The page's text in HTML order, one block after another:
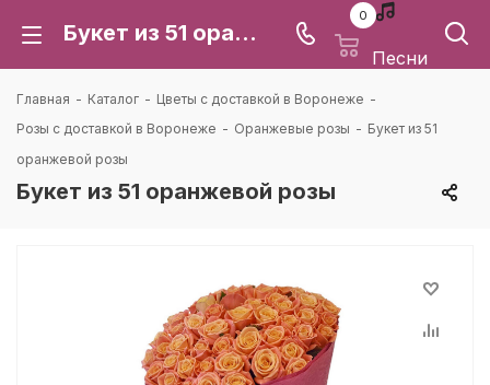
Букет из 51 оранжевой розы: цена и доставка в Воронеже | Каталея
0
Песни
Главная - Каталог - Цветы с доставкой в Воронеже -
Розы с доставкой в Воронеже - Оранжевые розы - Букет из 51
оранжевой розы
Букет из 51 оранжевой розы